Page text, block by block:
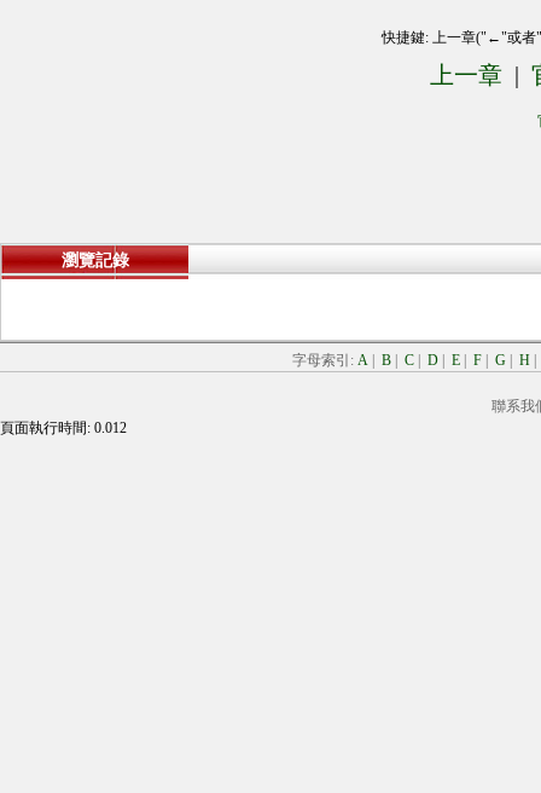
快捷鍵: 上一章("←"或
上一章 |
瀏覽記錄
字母索引: A B C D E F G H
聯系我
頁面執行時間: 0.012